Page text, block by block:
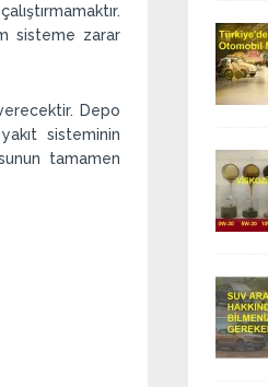
sisteme zarar
Depo
sisteminin
tamamen